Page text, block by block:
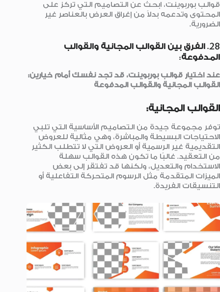
قوالب بوربوينت، ابحث عن التصاميم التي تركز على
المحتوى وتدعمه بدلاً من إغراق العرض بالعناصر غير
الضرورية.
28. الفرق بين القوالب المجانية والقوالب
المدفوعة:
عند اختيار قوالب بوربوينت، قد تجد نفسك أمام خيارين:
القوالب المجانية والقوالب المدفوعة
القوالب المجانية:
توفر مجموعة جيدة من التصاميم الأساسية التي تلبي
الاحتياجات البسيطة والمباشرة، وهي مثالية للعروض
التقديمية غير الرسمية أو العروض التي لا تتطلب الكثير
من التعقيد. غالبًا ما تكون هذه القوالب سهلة
الاستخدام والتعديل، ولكنها قد تفتقر إلى بعض
الميزات المتقدمة مثل الرسوم المتحركة التفاعلية أو
التنسيقات الفريدة.